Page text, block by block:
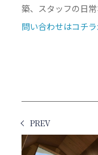
築、スタッフの日
問い合わせはコチ
PREV